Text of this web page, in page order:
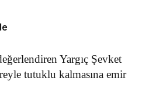
Yargıç Şevket
tutuklu kalmasına emir